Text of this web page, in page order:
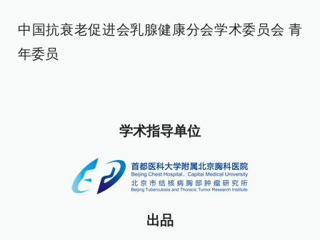
中国抗衰老促进会乳腺健康分会学术委员会 青
年委员
学术指导单位
出品